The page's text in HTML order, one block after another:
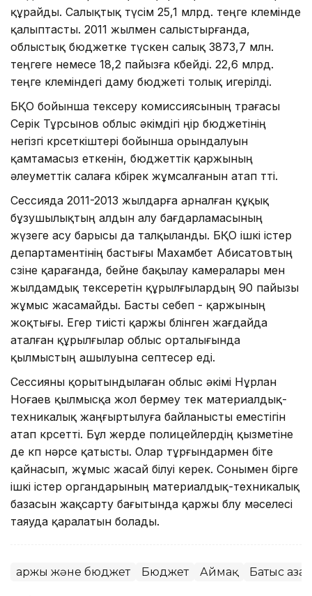
құрайды. Салықтық түсім 25,1 млрд. теңге көлемінде
қалыптасты. 2011 жылмен салыстырғанда,
облыстық бюджетке түскен салық 3873,7 млн.
теңгеге немесе 18,2 пайызға көбейді. 22,6 млрд.
теңге көлеміндегі даму бюджеті толық игерілді.
БҚО бойынша тексеру комиссиясының төрағасы
Серік Тұрсынов облыс әкімдігі өңір бюджетінің
негізгі көрсеткіштері бойынша орындалуын
қамтамасыз еткенін, бюджеттік қаржының
әлеуметтік салаға көбірек жұмсалғанын атап өтті.
Сессияда 2011-2013 жылдарға арналған құқық
бұзушылықтың алдын алу бағдарламасының
жүзеге асу барысы да талқыланды. БҚО ішкі істер
департаментінің бастығы Махамбет Абисатовтың
сөзіне қарағанда, бейне бақылау камералары мен
жылдамдық тексеретін құрылғылардың 90 пайызы
жұмыс жасамайды. Басты себеп - қаржының
жоқтығы. Егер тиісті қаржы бөлінген жағдайда
аталған құрылғылар облыс орталығында
қылмыстың ашылуына септесер еді.
Сессияны қорытындылаған облыс әкімі Нұрлан
Ноғаев қылмысқа жол бермеу тек материалдық-
техникалық жаңғыртылуға байланысты еместігін
атап көрсетті. Бұл жерде полицейлердің қызметіне
де көп нәрсе қатысты. Олар тұрғындармен біте
қайнасып, жұмыс жасай білуі керек. Сонымен бірге
ішкі істер органдарының материалдық-техникалық
базасын жақсарту бағытында қаржы бөлу мәселесі
таяуда қаралатын болады.
Қаржы және бюджет Бюджет Аймақ Батыс